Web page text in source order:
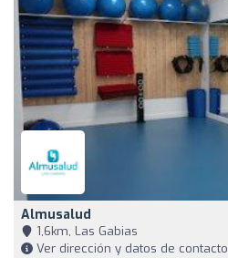
Almusalud
1,6km, Las Gabias
Ver dirección y datos de contacto